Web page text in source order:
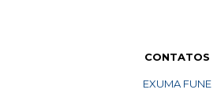
CONTATOS
EXUMA FUNE